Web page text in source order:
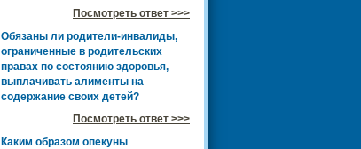
Посмотреть ответ >>>
Обязаны ли родители-инвалиды,
ограниченные в родительских
правах по состоянию здоровья,
выплачивать алименты на
содержание своих детей?
Посмотреть ответ >>>
Каким образом опекуны